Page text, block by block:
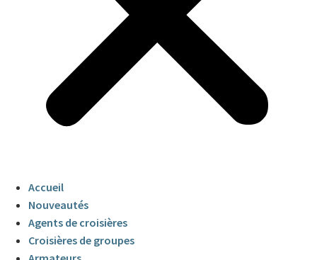
Accueil
Nouveautés
Agents de croisières
Croisières de groupes